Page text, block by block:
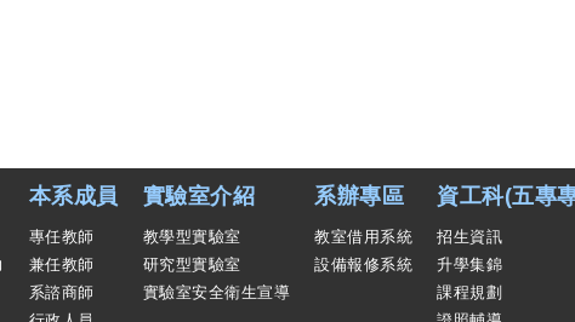
本系成員
專任教師
兼任教師
系諮商師
實驗室介紹
教學型實驗室
研究型實驗室
實驗室安全衛生宣導
系辦專區
教室借用系統
設備報修系統
資工科(五專
招生資訊
升學集錦
課程規劃